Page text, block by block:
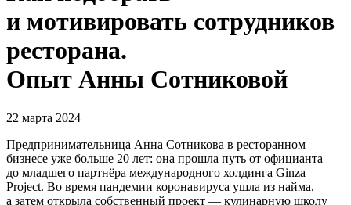
и мотивировать сотрудников
ресторана.
Опыт Анны Сотниковой
22 марта 2024
Предпринимательница Анна Сотникова в ресторанном
бизнесе уже больше 20 лет: она прошла путь от официанта
до младшего партнёра международного холдинга Ginza
Project. Во время пандемии коронавируса ушла из найма,
а затем открыла собственный проект — кулинарную школу